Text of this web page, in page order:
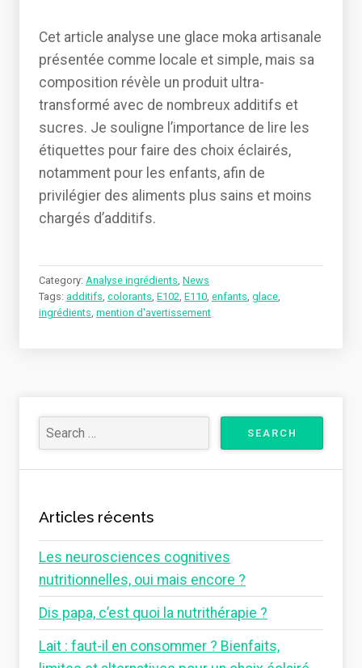
Cet article analyse une glace moka artisanale
présentée comme locale et simple, mais sa
composition révèle un produit ultra-
transformé avec de nombreux additifs et
sucres. Je souligne l’importance de lire les
étiquettes pour faire des choix éclairés,
notamment pour les enfants, afin de
privilégier des aliments plus sains et moins
chargés d’additifs.
Category: Analyse ingrédients, News
Tags: additifs, colorants, E102, E110, enfants, glace,
ingrédients, mention d'avertissement
Articles récents
Les neurosciences cognitives
nutritionnelles, oui mais encore ?
Dis papa, c’est quoi la nutrithérapie ?
Lait : faut-il en consommer ? Bienfaits,